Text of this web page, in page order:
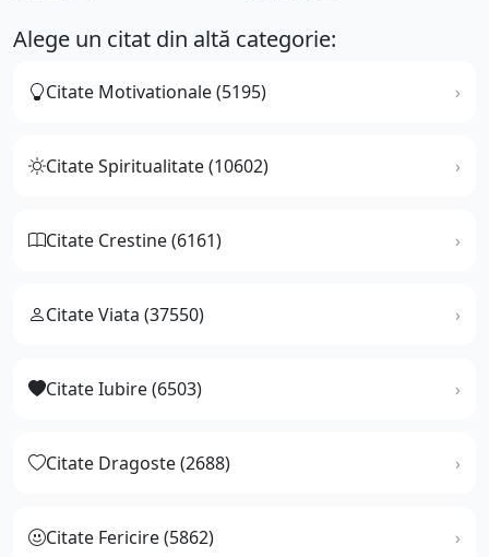
Alege un citat din altă categorie:
Citate Motivationale (5195)
Citate Spiritualitate (10602)
Citate Crestine (6161)
Citate Viata (37550)
Citate Iubire (6503)
Citate Dragoste (2688)
Citate Fericire (5862)